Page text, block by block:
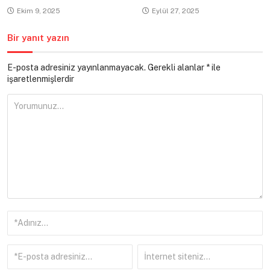
Ekim 9, 2025 Eylül 27, 2025
Bir yanıt yazın
E-posta adresiniz yayınlanmayacak. Gerekli alanlar *ile
işaretlenmişlerdir